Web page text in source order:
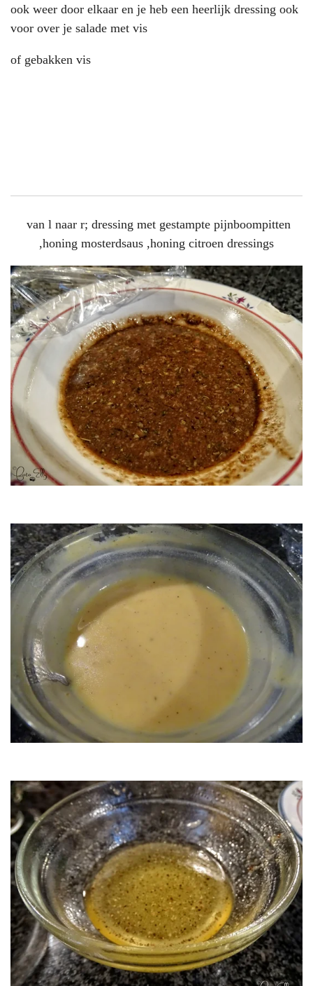
ook weer door elkaar en je heb een heerlijk dressing ook
voor over je salade met vis
of gebakken vis
van l naar r; dressing met gestampte pijnboompitten
,honing mosterdsaus ,honing citroen dressings